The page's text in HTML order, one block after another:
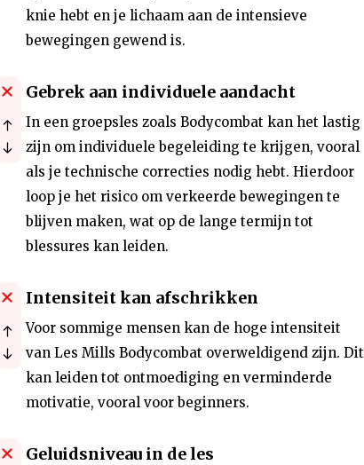
knie hebt en je lichaam aan de intensieve
bewegingen gewend is.
Gebrek aan individuele aandacht
In een groepsles zoals Bodycombat kan het lastig
zijn om individuele begeleiding te krijgen, vooral
als je technische correcties nodig hebt. Hierdoor
loop je het risico om verkeerde bewegingen te
blijven maken, wat op de lange termijn tot
blessures kan leiden.
Intensiteit kan afschrikken
Voor sommige mensen kan de hoge intensiteit
van Les Mills Bodycombat overweldigend zijn. Dit
kan leiden tot ontmoediging en verminderde
motivatie, vooral voor beginners.
Geluidsniveau in de les